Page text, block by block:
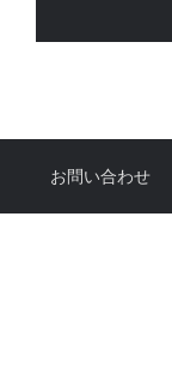
お問い合わせ